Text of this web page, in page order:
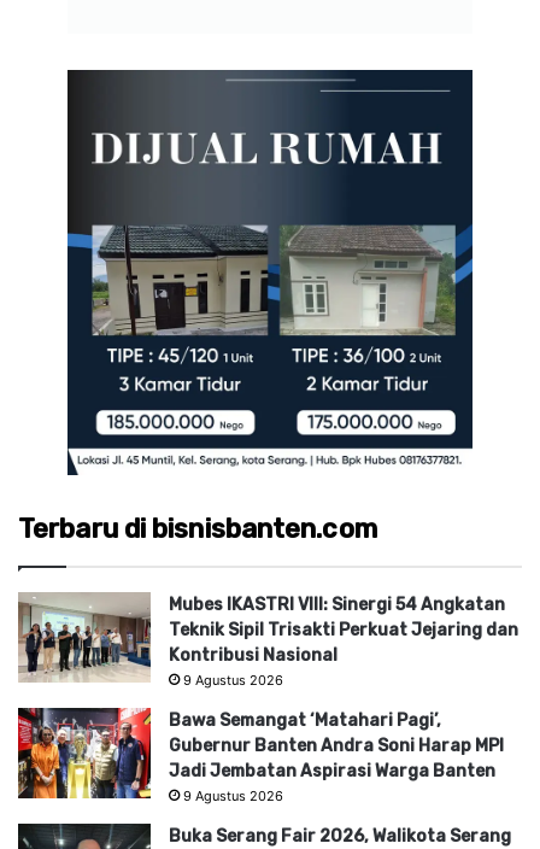
Terbaru di bisnisbanten.com
Mubes IKASTRI VIII: Sinergi 54 Angkatan
Teknik Sipil Trisakti Perkuat Jejaring dan
Kontribusi Nasional
9 Agustus 2026
Bawa Semangat ‘Matahari Pagi’,
Gubernur Banten Andra Soni Harap MPI
Jadi Jembatan Aspirasi Warga Banten
9 Agustus 2026
Buka Serang Fair 2026, Walikota Serang